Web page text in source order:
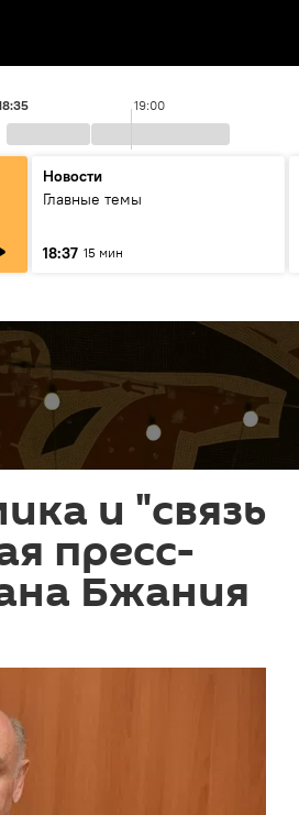
19:00
Новости
Главные темы
18:37 15 мин
и "связь
пресс-
Бжания